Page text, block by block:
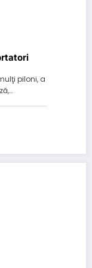
piloni, a